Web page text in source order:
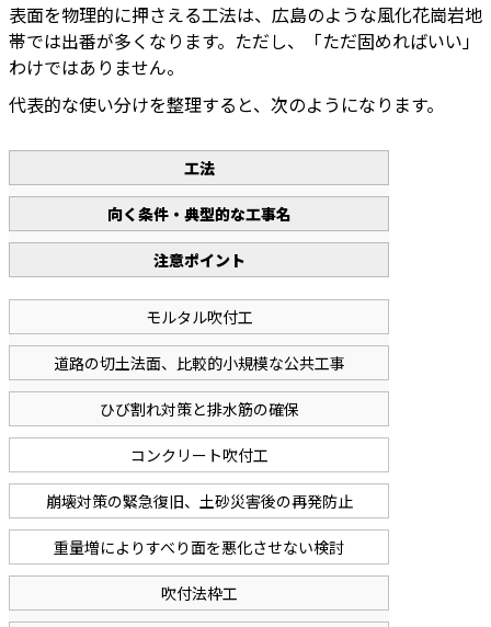
表面を物理的に押さえる工法は、広島のような風化花崗岩地
帯では出番が多くなります。ただし、「ただ固めればいい」
わけではありません。
代表的な使い分けを整理すると、次のようになります。
工法
向く条件・典型的な工事名
注意ポイント
モルタル吹付工
道路の切土法面、比較的小規模な公共工事
ひび割れ対策と排水筋の確保
コンクリート吹付工
崩壊対策の緊急復旧、土砂災害後の再発防止
重量増によりすべり面を悪化させない検討
吹付法枠工